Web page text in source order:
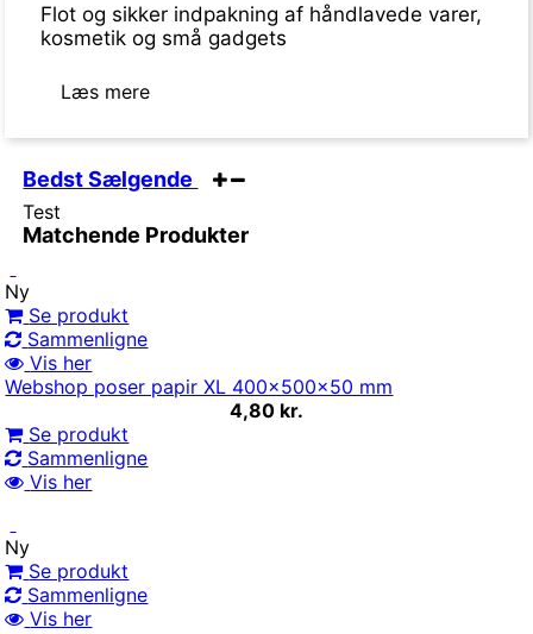
Flot og sikker indpakning af håndlavede varer,
kosmetik og små gadgets
Læs mere
Bedst Sælgende
Test
Matchende Produkter
Ny
Se produkt
Sammenligne
Vis her
Webshop poser papir XL 400x500x50 mm
4,80 kr.
Se produkt
Sammenligne
Vis her
Ny
Se produkt
Sammenligne
Vis her